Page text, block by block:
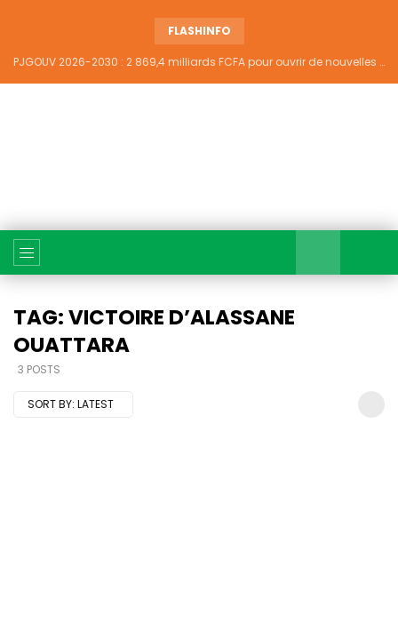
FLASHINFO
PJGOUV 2026-2030 : 2 869,4 milliards FCFA pour ouvrir de nouvelles perspectives à plus de 5,2 millions de jeunes ivoiriens
TAG: VICTOIRE D’ALASSANE
OUATTARA
3 POSTS
SORT BY: LATEST